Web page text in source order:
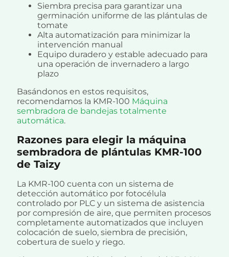
Siembra precisa para garantizar una
germinación uniforme de las plántulas de
tomate
Alta automatización para minimizar la
intervención manual
Equipo duradero y estable adecuado para
una operación de invernadero a largo
plazo
Basándonos en estos requisitos,
recomendamos la KMR-100 Máquina
sembradora de bandejas totalmente
automática.
Razones para elegir la máquina
sembradora de plántulas KMR-100
de Taizy
La KMR-100 cuenta con un sistema de
detección automático por fotocélula
controlado por PLC y un sistema de asistencia
por compresión de aire, que permiten procesos
completamente automatizados que incluyen
colocación de suelo, siembra de precisión,
cobertura de suelo y riego.